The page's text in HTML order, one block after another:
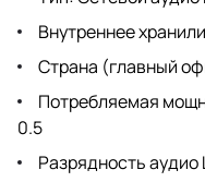
Внутреннее
Страна (главный
Потребляемая
0.5
Разрядность